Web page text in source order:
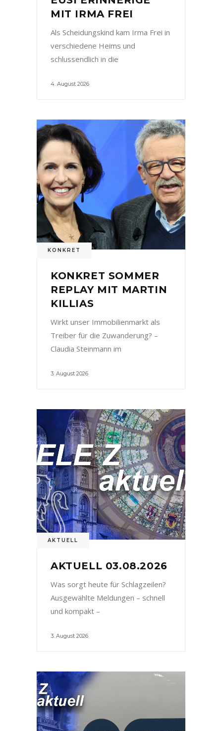
MIT IRMA FREI
Als Scheidungskind kam Irma Frei in
verschiedene Heims und
schlussendlich in die
4. August 2026
KONKRET
KONKRET SOMMER
REPLAY MIT MARTIN
KILLIAS
Wirkt unser Immobilienmarkt als
Treiber für die Zuwanderung? –
Claudia Steinmann im
3. August 2026
AKTUELL
AKTUELL 03.08.2026
Was sorgt heute für Schlagzeilen?
Ausgewählte Meldungen – schnell
und kompakt –
3. August 2026